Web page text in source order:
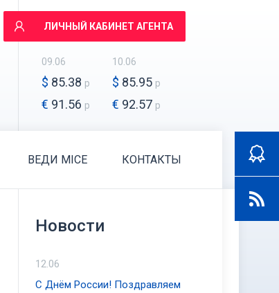
ЛИЧНЫЙ КАБИНЕТ АГЕНТА
09.06
$ 85.38 р
€ 91.56 р
10.06
$ 85.95 р
€ 92.57 р
ВЕДИ MICE КОНТАКТЫ
Новости
12.06
С Днём России! Поздравляем